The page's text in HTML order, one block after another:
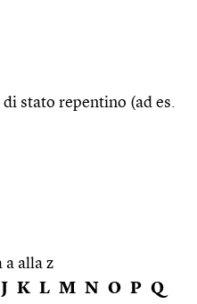
stato repentino (ad es.
alla z
J K L M N O P Q